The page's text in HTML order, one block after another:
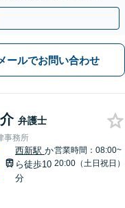
面談可】
ールでお問い合わせ
弁護士
事務所
西新駅 か
ら徒歩10
分
営業時間：08:00~
20:00（土日祝日）